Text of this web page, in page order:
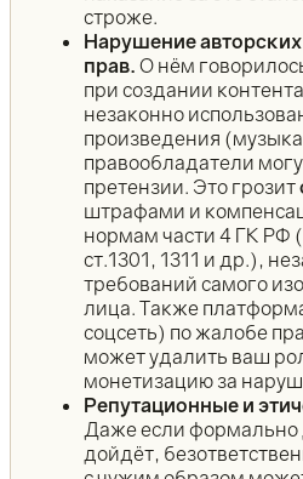
строже.
Нарушение
прав. О нём
при создании
незаконно
произведения
правообладатели
претензии. Это грозит
штрафами и
нормам части 4 ГК РФ
ст.1301, 1311 и др.),
требований самого
лица. Также
соцсеть) по жалобе
может удалить ваш
монетизацию за
Репутационные и
Даже если формально
дойдёт,